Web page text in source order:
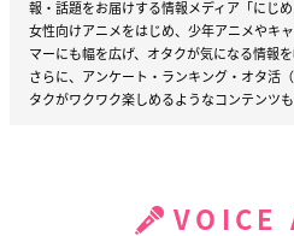
報・話題をお届けする情報メディア「にじめ
女性向けアニメをはじめ、少年アニメやキ
マーにも幅を広げ、オタクが気になる情報
さらに、アンケート・ランキング・オタ活
タクがワクワク楽しめるようなコンテンツも
VOICE